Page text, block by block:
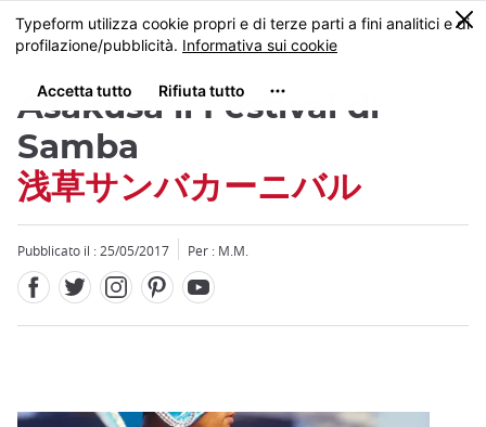
Skip
to
content
MENU
0
Asakusa il Festival di
Samba
浅草サンバカーニバル
Pubblicato il : 25/05/2017 Per : M.M.
Close